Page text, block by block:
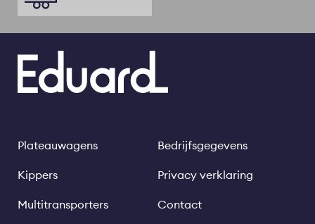
Footer
Plateauwagens
Kippers
Multitransporters
Legal
Bedrijfsgegevens
Privacy verklaring
Contact